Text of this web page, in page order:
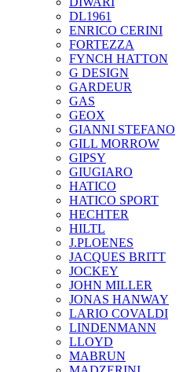
DL1961
ENRICO CERINI
FORTEZZA
FYNCH HATTON
G DESIGN
GARDEUR
GAS
GEOX
GIANNI STEFANO
GILL MORROW
GIPSY
GIUGIARO
HATICO
HATICO SPORT
HECHTER
HILTL
J.PLOENES
JAСQUES BRITT
JOCKEY
JOHN MILLER
JONAS HANWAY
LARIO COVALDI
LINDENMANN
LLOYD
MABRUN